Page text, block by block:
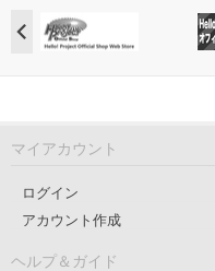
マイアカウント
ログイン
アカウント作成
ヘルプ＆ガイド